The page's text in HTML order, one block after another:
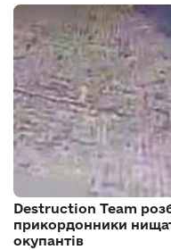
Destruction Team
прикордонники
окупантів